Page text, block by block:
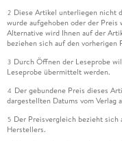
2 Diese Artikel unterliegen nicht
wurde aufgehoben oder der
Alternative wird Ihnen auf der
beziehen sich auf den vorherigen
3 Durch Öffnen der Leseprobe
Leseprobe übermittelt werden.
4 Der gebundene Preis dieses
dargestellten Datums vom Verlag
5 Der Preisvergleich bezieht
Herstellers.